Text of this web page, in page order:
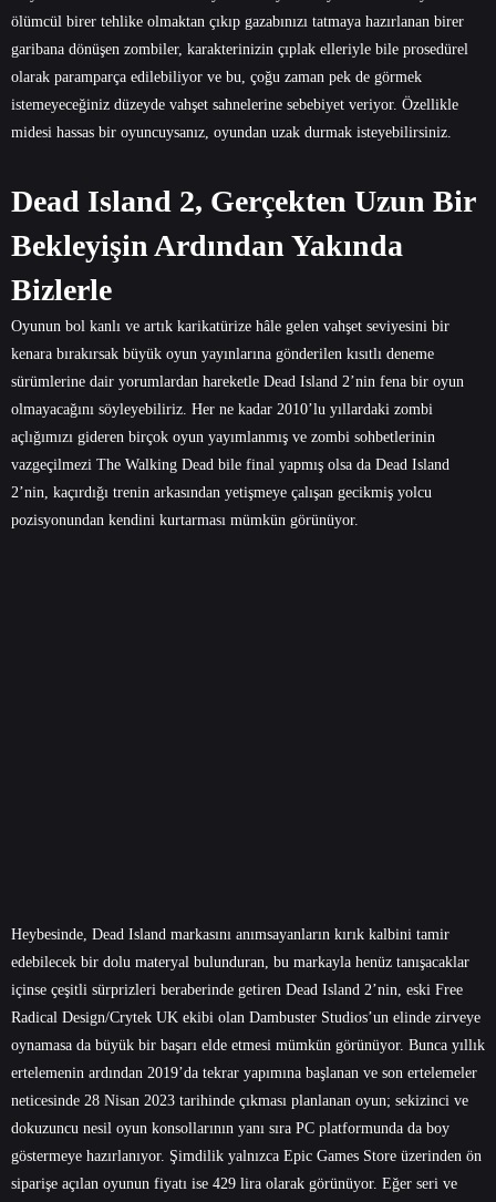
ölümcül birer tehlike olmaktan çıkıp gazabınızı tatmaya hazırlanan birer
garibana dönüşen zombiler, karakterinizin çıplak elleriyle bile prosedürel
olarak paramparça edilebiliyor ve bu, çoğu zaman pek de görmek
istemeyeceğiniz düzeyde vahşet sahnelerine sebebiyet veriyor. Özellikle
midesi hassas bir oyuncuysanız, oyundan uzak durmak isteyebilirsiniz.
Dead Island 2, Gerçekten Uzun Bir
Bekleyişin Ardından Yakında
Bizlerle
Oyunun bol kanlı ve artık karikatürize hâle gelen vahşet seviyesini bir
kenara bırakırsak büyük oyun yayınlarına gönderilen kısıtlı deneme
sürümlerine dair yorumlardan hareketle Dead Island 2’nin fena bir oyun
olmayacağını söyleyebiliriz. Her ne kadar 2010’lu yıllardaki zombi
açlığımızı gideren birçok oyun yayımlanmış ve zombi sohbetlerinin
vazgeçilmezi The Walking Dead bile final yapmış olsa da Dead Island
2’nin, kaçırdığı trenin arkasından yetişmeye çalışan gecikmiş yolcu
pozisyonundan kendini kurtarması mümkün görünüyor.
Heybesinde, Dead Island markasını anımsayanların kırık kalbini tamir
edebilecek bir dolu materyal bulunduran, bu markayla henüz tanışacaklar
içinse çeşitli sürprizleri beraberinde getiren Dead Island 2’nin, eski Free
Radical Design/Crytek UK ekibi olan Dambuster Studios’un elinde zirveye
oynamasa da büyük bir başarı elde etmesi mümkün görünüyor. Bunca yıllık
ertelemenin ardından 2019’da tekrar yapımına başlanan ve son ertelemeler
neticesinde 28 Nisan 2023 tarihinde çıkması planlanan oyun; sekizinci ve
dokuzuncu nesil oyun konsollarının yanı sıra PC platformunda da boy
göstermeye hazırlanıyor. Şimdilik yalnızca Epic Games Store üzerinden ön
siparişe açılan oyunun fiyatı ise 429 lira olarak görünüyor. Eğer seri ve